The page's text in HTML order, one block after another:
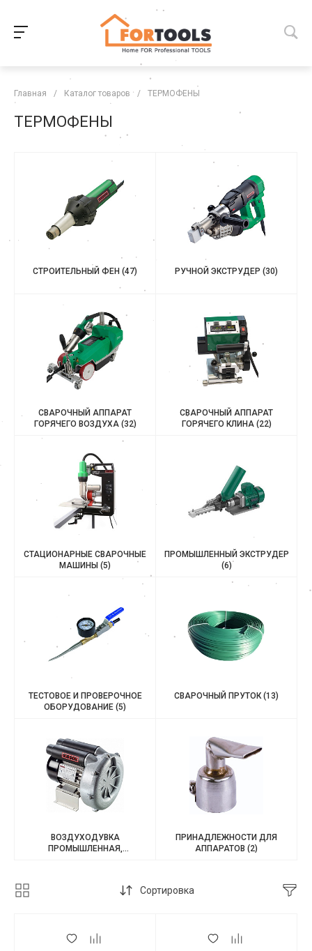
Главная / Каталог товаров / ТЕРМОФЕНЫ
ТЕРМОФЕНЫ
СТРОИТЕЛЬНЫЙ ФЕН (47) РУЧНОЙ ЭКСТРУДЕР (30)
СВАРОЧНЫЙ АППАРАТ
ГОРЯЧЕГО ВОЗДУХА (32)
СВАРОЧНЫЙ АППАРАТ
ГОРЯЧЕГО КЛИНА (22)
СТАЦИОНАРНЫЕ СВАРОЧНЫЕ
МАШИНЫ (5)
ПРОМЫШЛЕННЫЙ ЭКСТРУДЕР
(6)
ТЕСТОВОЕ И ПРОВЕРОЧНОЕ
ОБОРУДОВАНИЕ (5)
СВАРОЧНЫЙ ПРУТОК(13)
ВОЗДУХОДУВКА
ПРОМЫШЛЕННАЯ,
ПРИНАДЛЕЖНОСТИ ДЛЯ
АППАРАТОВ (2)
Сортировка